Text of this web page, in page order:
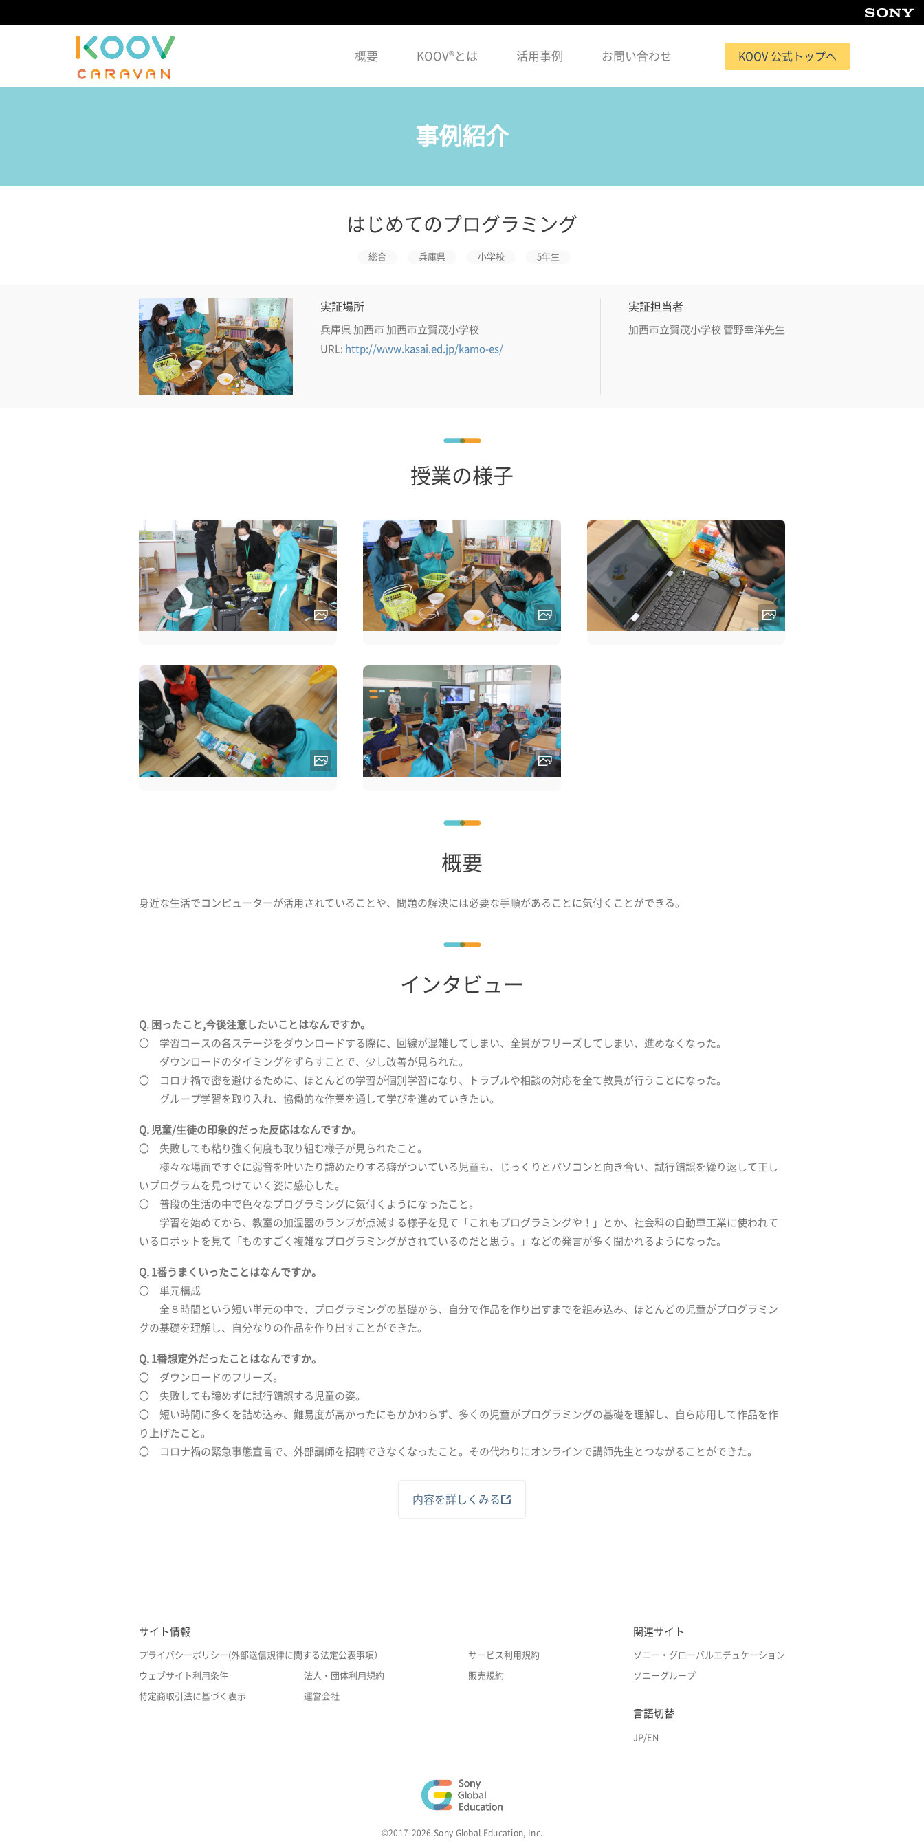
概要 KOOV®とは 活用事例 お問い合わせ KOOV 公式トップへ
事例紹介
はじめてのプログラミング
総合 兵庫県 小学校 5年生
実証場所
兵庫県 加西市 加西市立賀茂小学校
URL: http://www.kasai.ed.jp/kamo-es/
実証担当者
加西市立賀茂小学校 菅野幸洋先生
授業の様子
概要
身近な生活でコンピューターが活用されていることや、問題の解決には必要な手順があることに気付くことができる。
インタビュー
Q. 困ったこと,今後注意したいことはなんですか。
〇 学習コースの各ステージをダウンロードする際に、回線が混雑してしまい、全員がフリーズしてしまい、進めなくなった。
ダウンロードのタイミングをずらすことで、少し改善が見られた。
〇 コロナ禍で密を避けるために、ほとんどの学習が個別学習になり、トラブルや相談の対応を全て教員が行うことになった。
グループ学習を取り入れ、協働的な作業を通して学びを進めていきたい。
Q. 児童/生徒の印象的だった反応はなんですか。
〇 失敗しても粘り強く何度も取り組む様子が見られたこと。
様々な場面ですぐに弱音を吐いたり諦めたりする癖がついている児童も、じっくりとパソコンと向き合い、試行錯誤を繰り返して正し
いプログラムを見つけていく姿に感心した。
〇 普段の生活の中で色々なプログラミングに気付くようになったこと。
学習を始めてから、教室の加湿器のランプが点滅する様子を見て「これもプログラミングや！」とか、社会科の自動車工業に使われて
いるロボットを見て「ものすごく複雑なプログラミングがされているのだと思う。」などの発言が多く聞かれるようになった。
Q. 1番うまくいったことはなんですか。
〇 単元構成
全８時間という短い単元の中で、プログラミングの基礎から、自分で作品を作り出すまでを組み込み、ほとんどの児童がプログラミン
グの基礎を理解し、自分なりの作品を作り出すことができた。
Q. 1番想定外だったことはなんですか。
〇 ダウンロードのフリーズ。
〇 失敗しても諦めずに試行錯誤する児童の姿。
〇 短い時間に多くを詰め込み、難易度が高かったにもかかわらず、多くの児童がプログラミングの基礎を理解し、自ら応用して作品を作
り上げたこと。
〇 コロナ禍の緊急事態宣言で、外部講師を招聘できなくなったこと。その代わりにオンラインで講師先生とつながることができた。
内容を詳しくみる
サイト情報
プライバシーポリシー(外部送信規律に関する法定公表事項） サービス利用規約
ウェブサイト利用条件 法人・団体利用規約 販売規約
特定商取引法に基づく表示 運営会社
関連サイト
ソニー・グローバルエデュケーション
ソニーグループ
言語切替
JP/EN
©2017-2026 Sony Global Education, Inc.